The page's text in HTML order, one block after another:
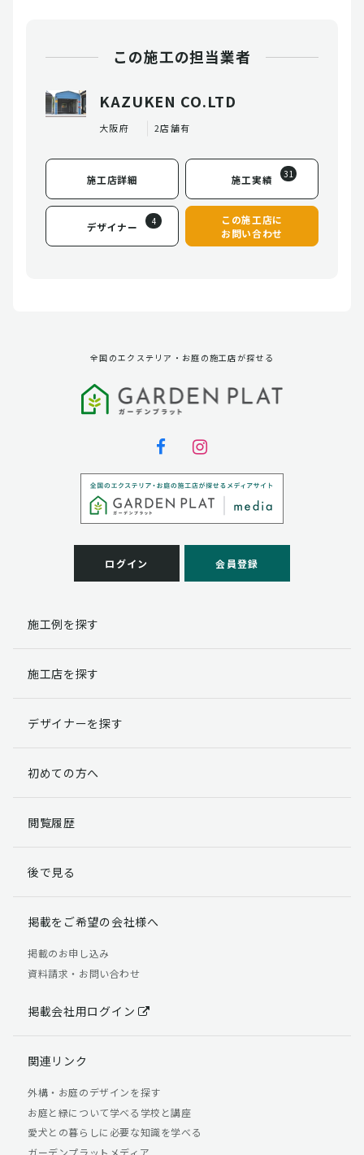
この施工の担当業者
KAZUKEN CO.LTD
大阪府 2店舗有
施工店詳細 施工実績 31
デザイナー 4
この施工店に
お問い合わせ
全国のエクステリア・お庭の施工店が探せる
ログイン 会員登録
施工例を探す
施工店を探す
デザイナーを探す
初めての方へ
閲覧履歴
後で見る
掲載をご希望の会社様へ
掲載のお申し込み
資料請求・お問い合わせ
掲載会社用ログイン
関連リンク
外構・お庭のデザインを探す
お庭と緑について学べる学校と講座
愛犬との暮らしに必要な知識を学べる